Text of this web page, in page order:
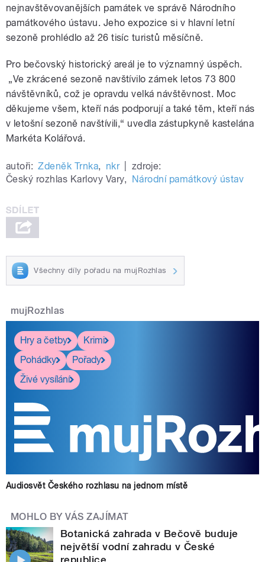
nejnavštěvovanějších památek ve správě Národního
památkového ústavu. Jeho expozice si v hlavní letní
sezoně prohlédlo až 26 tisíc turistů měsíčně.
Pro bečovský historický areál je to významný úspěch.
„Ve zkrácené sezoně navštívilo zámek letos 73 800
návštěvníků, což je opravdu velká návštěvnost. Moc
děkujeme všem, kteří nás podporují a také těm, kteří nás
v letošní sezoně navštívili,“ uvedla zástupkyně kastelána
Markéta Kolářová.
autoři: Zdeněk Trnka, nkr
zdroje:
Český rozhlas Karlovy Vary, Národní památkový ústav
Všechny díly pořadu na mujRozhlas
mujRozhlas
Hry a četby
Krimi
Pohádky
Pořady
Živé vysílání
Audiosvět Českého rozhlasu na jednom místě
MOHLO BY VÁS ZAJÍMAT
Botanická zahrada v Bečově buduje
největší vodní zahradu v České
republice